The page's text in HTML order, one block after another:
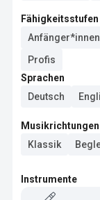
Fähigkeitsstufen
Anfänger*innen
Profis
Sprachen
Deutsch
Musikrichtungen
Klassik
Instrumente